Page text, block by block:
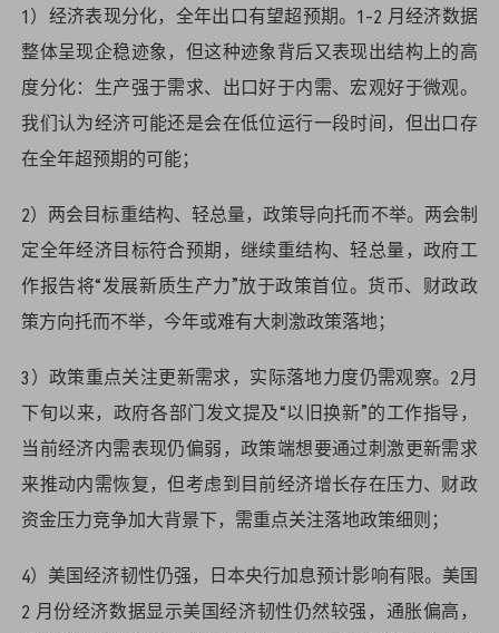
1）经济表现分化，全年出口有望超预期。1-2 月经济数据
整体呈现企稳迹象，但这种迹象背后又表现出结构上的高
度分化：生产强于需求、出口好于内需、宏观好于微观。
我们认为经济可能还是会在低位运行一段时间，但出口存
在全年超预期的可能；
2）两会目标重结构、轻总量，政策导向托而不举。两会制
定全年经济目标符合预期，继续重结构、轻总量，政府工
作报告将“发展新质生产力”放于政策首位。货币、财政政
策方向托而不举，今年或难有大刺激政策落地；
3）政策重点关注更新需求，实际落地力度仍需观察。2月
下旬以来，政府各部门发文提及“以旧换新”的工作指导，
当前经济内需表现仍偏弱，政策端想要通过刺激更新需求
来推动内需恢复，但考虑到目前经济增长存在压力、财政
资金压力竞争加大背景下，需重点关注落地政策细则；
4）美国经济韧性仍强，日本央行加息预计影响有限。美国
2 月份经济数据显示美国经济韧性仍然较强，通胀偏高，